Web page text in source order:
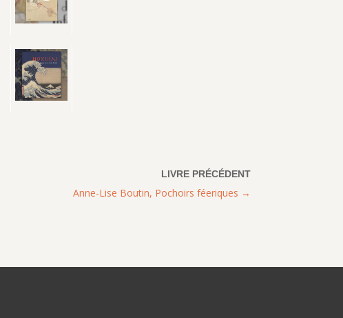
Anne-Lise Boutin, Pochoirs féeriques